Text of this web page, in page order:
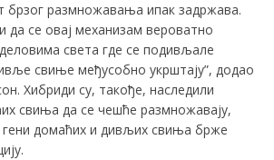
брзог размножавања ипак задржава.
да се овај механизам вероватно
света где се подивљале
свиње међусобно укрштају”, додао
Хибриди су, такође, наследили
свиња да се чешће размножавају,
домаћих и дивљих свиња брже